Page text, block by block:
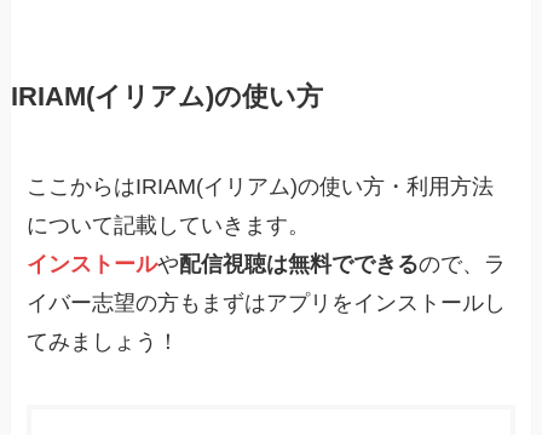
IRIAM(イリアム)の使い方
ここからはIRIAM(イリアム)の使い方・利用方法
について記載していきます。
インストールや配信視聴は無料でできるので、ラ
イバー志望の方もまずはアプリをインストールし
てみましょう！